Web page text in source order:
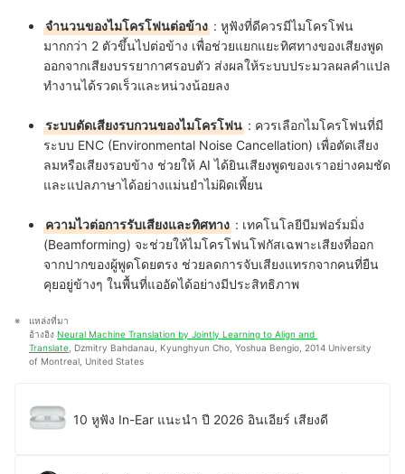
จำนวนของไมโครโฟนต่อข้าง : หูฟังที่ดีควรมีไมโครโฟน
มากกว่า 2 ตัวขึ้นไปต่อข้าง เพื่อช่วยแยกแยะทิศทางของเสียงพูด
ออกจากเสียงบรรยากาศรอบตัว ส่งผลให้ระบบประมวลผลคำแปล
ทำงานได้รวดเร็วและหน่วงน้อยลง
ระบบตัดเสียงรบกวนของไมโครโฟน : ควรเลือกไมโครโฟนที่มี
ระบบ ENC (Environmental Noise Cancellation) เพื่อตัดเสียง
ลมหรือเสียงรอบข้าง ช่วยให้ AI ได้ยินเสียงพูดของเราอย่างคมชัด
และแปลภาษาได้อย่างแม่นยำไม่ผิดเพี้ยน
ความไวต่อการรับเสียงและทิศทาง : เทคโนโลยีบีมฟอร์มมิ่ง
(Beamforming) จะช่วยให้ไมโครโฟนโฟกัสเฉพาะเสียงที่ออก
จากปากของผู้พูดโดยตรง ช่วยลดการจับเสียงแทรกจากคนที่ยืน
คุยอยู่ข้างๆ ในพื้นที่แออัดได้อย่างมีประสิทธิภาพ
แหล่งที่มา
อ้างอิง Neural Machine Translation by Jointly Learning to Align and
Translate , Dzmitry Bahdanau, Kyunghyun Cho, Yoshua Bengio, 2014 University
of Montreal, United States
10 หูฟัง In-Ear แนะนํา ปี 2026 อินเอียร์ เสียงดี